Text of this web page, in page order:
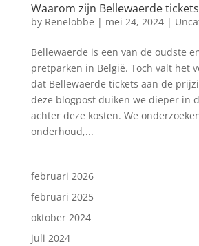
Waarom zijn Bellewaerde
by Renelobbe | mei 24, 2024|
Bellewaerde is een van de oudste
pretparken in België. Toch valt het
dat Bellewaerde tickets aan de
deze blogpost duiken we dieper in
achter deze kosten. We
onderhoud,...
februari 2026
februari 2025
oktober 2024
juli 2024